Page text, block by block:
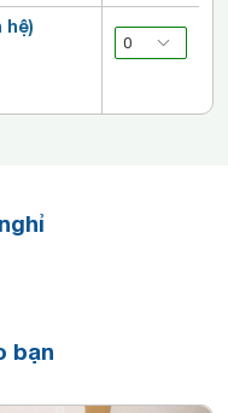
hệ)
bạn